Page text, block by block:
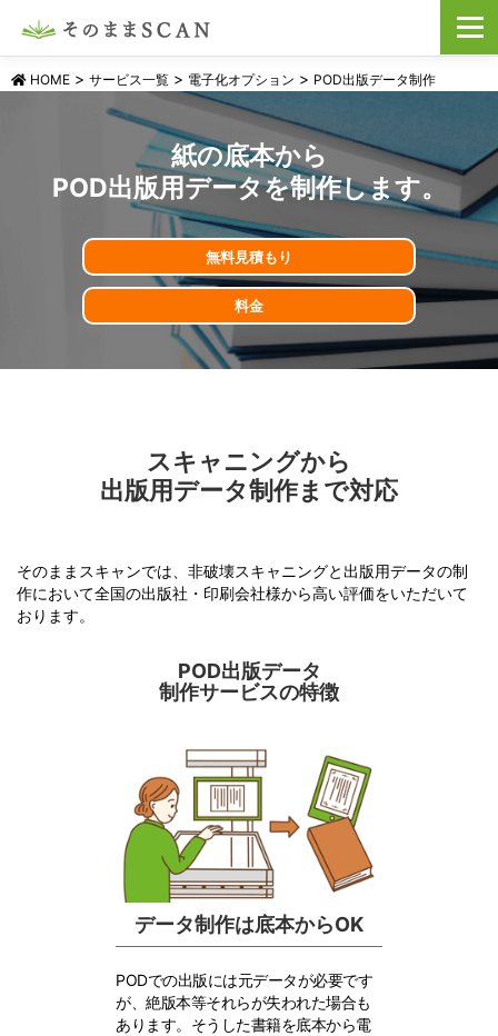
テ
ン
メニュ
HOME > サービス一覧 > 電子化オプション > POD出版データ制作
紙の底本から
POD出版用データを制作します。
無料見積もり
料金
スキャニングから
出版用データ制作まで対応
そのままスキャンでは、非破壊スキャニングと出版用データの制
作において全国の出版社・印刷会社様から高い評価をいただいて
おります。
POD出版データ
制作サービスの特徴
データ制作は底本からOK
PODでの出版には元データが必要です
が、絶版本等それらが失われた場合も
あります。そうした書籍を底本から電